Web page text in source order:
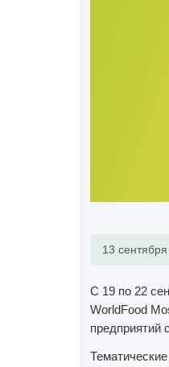
13
С 19 по 22
WorldFood
предприятий